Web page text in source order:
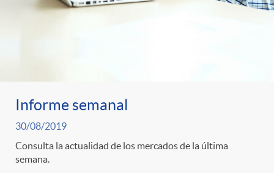
Informe semanal
30/08/2019
Consulta la actualidad de los mercados de la última
semana.